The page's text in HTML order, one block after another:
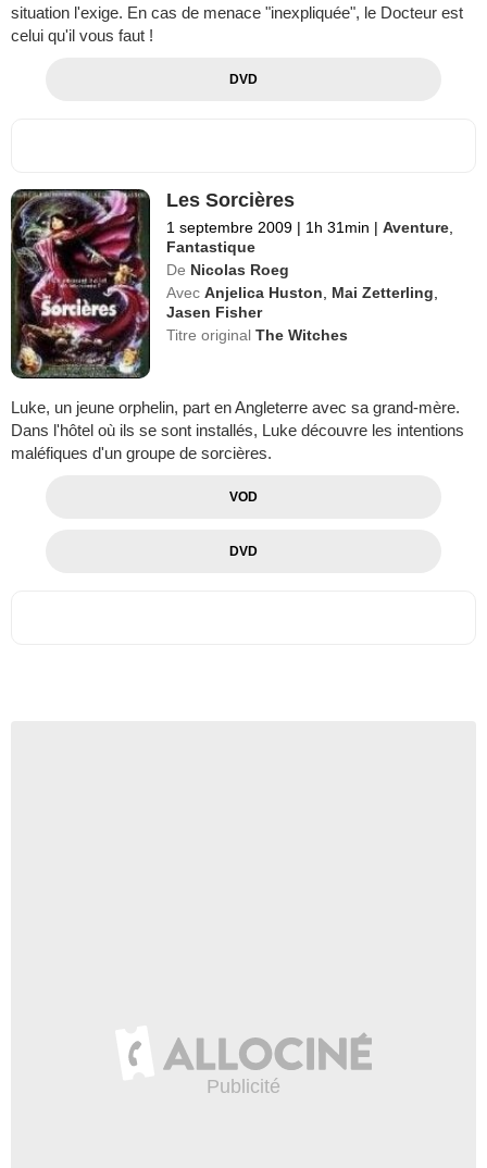
situation l'exige. En cas de menace "inexpliquée", le Docteur est
celui qu'il vous faut !
DVD
Les Sorcières
1 septembre 2009 | 1h 31min | Aventure
Fantastique
De Nicolas Roeg
Avec Anjelica Huston Mai Zetterling
Jasen Fisher
Titre originalThe Witches
Luke, un jeune orphelin, part en Angleterre avec sa grand-mère.
Dans l'hôtel où ils se sont installés, Luke découvre les intentions
maléfiques d'un groupe de sorcières.
VOD
DVD